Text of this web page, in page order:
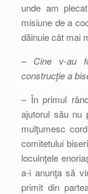
unde am
misiune de a
dăinuie cât mai
– Cine v-au
construcţie a
– În primul
ajutorul său nu
mulţumesc
comitetului
locuinţele
a-i anunţa să
primit din